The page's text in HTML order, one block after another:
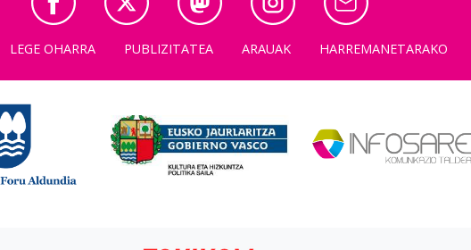
LEGE OHARRA PUBLIZITATEA ARAUAK HARREMANETARAKO